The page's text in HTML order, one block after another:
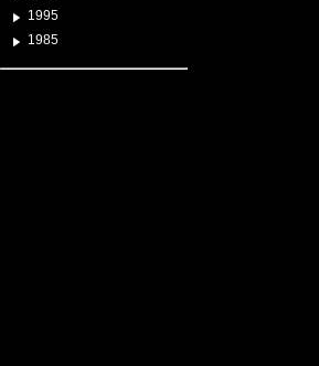
1995
1985